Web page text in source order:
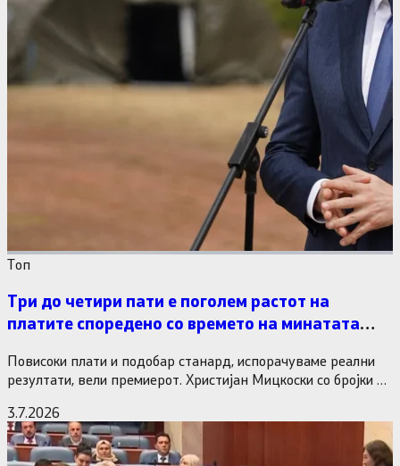
Tоп
Три до четири пати е поголем растот на
платите споредено со времето на минатата
Повисоки плати и подобар станард, испорачуваме реални
резултати, вели премиерот. Христијан Мицкоски со бројки и
3.7.2026